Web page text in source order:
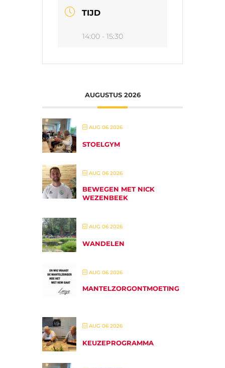
TIJD
14:00 - 15:30
AUGUSTUS 2026
AUG 06 2026
STOELGYM
AUG 06 2026
BEWEGEN MET NICK
WEZENBEEK
AUG 06 2026
WANDELEN
AUG 06 2026
MANTELZORGONTMOETING
AUG 06 2026
KEUZEPROGRAMMA